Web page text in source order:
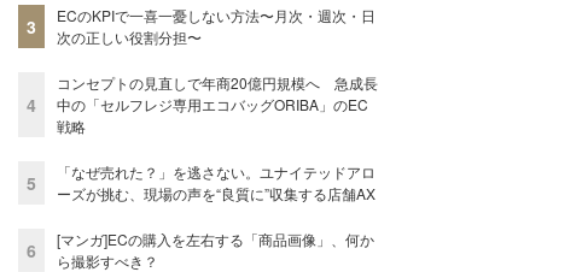
3
ECのKPIで一喜一憂しない方法〜月次・週次・日
次の正しい役割分担〜
4
コンセプトの見直しで年商20億円規模へ 急成長
中の「セルフレジ専用エコバッグORIBA」のEC
戦略
5
「なぜ売れた？」を逃さない。ユナイテッドアロ
ーズが挑む、現場の声を“良質に”収集する店舗AX
6
[マンガ]ECの購入を左右する「商品画像」、何か
ら撮影すべき？